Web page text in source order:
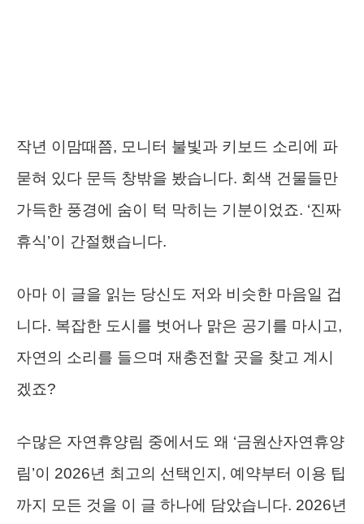
작년 이맘때쯤, 모니터 불빛과 키보드 소리에 파
묻혀 있다 문득 창밖을 봤습니다. 회색 건물들만
가득한 풍경에 숨이 턱 막히는 기분이었죠. ‘진짜
휴식’이 간절했습니다.
아마 이 글을 읽는 당신도 저와 비슷한 마음일 겁
니다. 복잡한 도시를 벗어나 맑은 공기를 마시고,
자연의 소리를 들으며 재충전할 곳을 찾고 계시
겠죠?
수많은 자연휴양림 중에서도 왜 ‘금원산자연휴양
림’이 2026년 최고의 선택인지, 예약부터 이용 팁
까지 모든 것을 이 글 하나에 담았습니다. 2026년